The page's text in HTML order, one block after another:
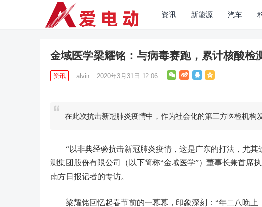
资讯 新能源 汽车
金域医学梁耀铭：与病毒赛跑，累计核酸检
资讯 alvin 2020年3月31日 12:06
在此次抗击新冠肺炎疫情中，作为社会化的第三方医检机构
“以非典经验抗击新冠肺炎疫情，这是广东的打法，尤其
测集团股份有限公司（以下简称“金域医学”）董事长兼首席
南方日报记者的专访。
梁耀铭回忆起春节前的一幕幕，印象深刻：“年二八晚上